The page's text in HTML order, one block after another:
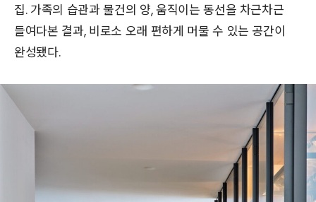
집. 가족의 습관과 물건의 양, 움직이는 동선을 차근차근
들여다본 결과, 비로소 오래 편하게 머물 수 있는 공간이
완성됐다.